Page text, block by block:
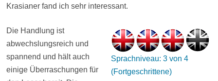
Krasianer fand ich sehr interessant.
Sprachniveau: 3 von 4
(Fortgeschrittene)
Die Handlung ist
abwechslungsreich und
spannend und hält auch
einige Überraschungen für